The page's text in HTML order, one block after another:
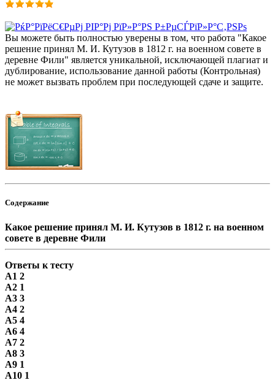
Вы можете быть полностью уверены в том, что работа "Какое
решение принял М. И. Кутузов в 1812 г. на военном совете в
деревне Фили" является уникальной, исключающей плагиат и
дублирование, использование данной работы (Контрольная)
не может вызвать проблем при последующей сдаче и защите.
Содержание
Какое решение принял М. И. Кутузов в 1812 г. на военном
совете в деревне Фили
Ответы к тесту
А1 2
А2 1
А3 3
А4 2
А5 4
А6 4
А7 2
А8 3
А9 1
А10 1